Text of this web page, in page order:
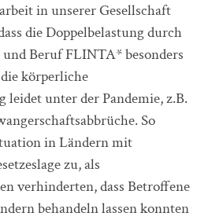
in unserer Gesellschaft
die Doppelbelastung durch
Beruf FLINTA* besonders
körperliche
leidet unter der Pandemie, z.B.
So
in Ländern mit
zu, als
verhinderten, dass Betroffene
behandeln lassen konnten